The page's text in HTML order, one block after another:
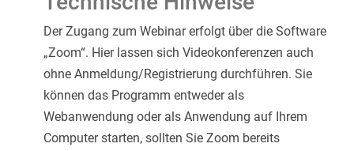
Der Zugang zum Webinar erfolgt über die Software
„Zoom“. Hier lassen sich Videokonferenzen auch
ohne Anmeldung/Registrierung durchführen. Sie
können das Programm entweder als
Webanwendung oder als Anwendung auf Ihrem
Computer starten, sollten Sie Zoom bereits